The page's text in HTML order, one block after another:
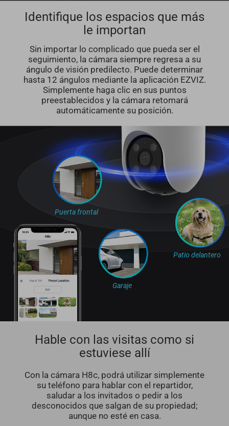
Identifique los espacios que más
le importan
Sin importar lo complicado que pueda ser el
seguimiento, la cámara siempre regresa a su
ángulo de visión predilecto. Puede determinar
hasta 12 ángulos mediante la aplicación EZVIZ.
Simplemente haga clic en sus puntos
preestablecidos y la cámara retomará
automáticamente su posición.
Puerta frontal
Patio delantero
Garaje
Hable con las visitas como si
estuviese allí
Con la cámara H8c, podrá utilizar simplemente
su teléfono para hablar con el repartidor,
saludar a los invitados o pedir a los
desconocidos que salgan de su propiedad;
aunque no esté en casa.